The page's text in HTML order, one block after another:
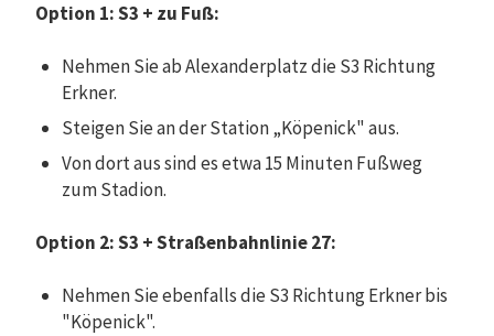
Option 1: S3 + zu Fuß:
Nehmen Sie ab Alexanderplatz die S3 Richtung
Erkner.
Steigen Sie an der Station „Köpenick" aus.
Von dort aus sind es etwa 15 Minuten Fußweg
zum Stadion.
Option 2: S3 + Straßenbahnlinie 27:
Nehmen Sie ebenfalls die S3 Richtung Erkner bis
"Köpenick".